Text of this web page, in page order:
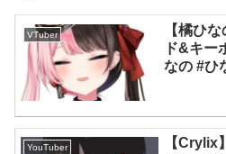
VTuber
【橘ひ
ド&キー
なの #ひ
YouTuber
【Crylix